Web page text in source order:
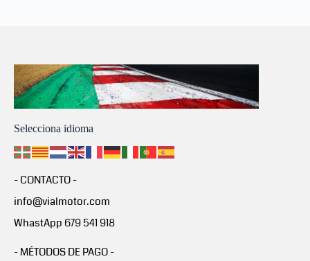
Selecciona idioma
- CONTACTO -
info@vialmotor.com
WhastApp 679 541 918
- MÉTODOS DE PAGO -